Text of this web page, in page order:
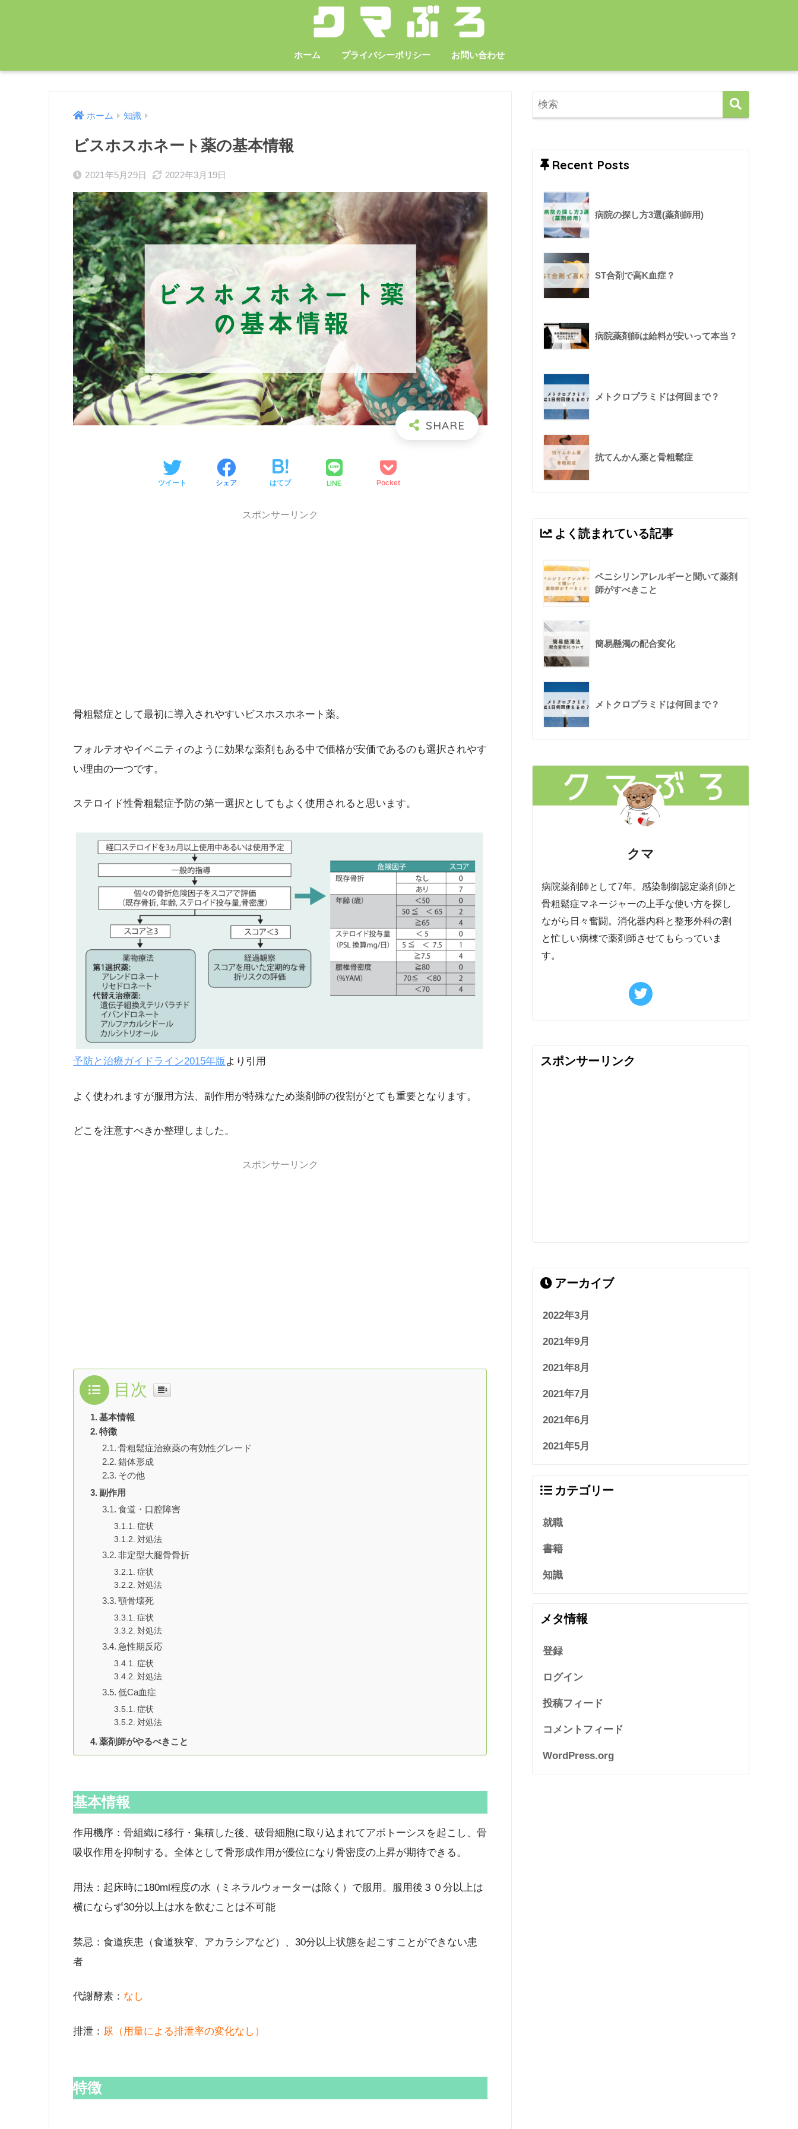
ホーム プライバシーポリシー お問い合わせ
ホーム 知識
ビスホスホネート薬の基本情報
2021年5月29日 2022年3月19日
ツイート シェア はてブ LINE Pocket
スポンサーリンク
骨粗鬆症として最初に導入されやすいビスホスホネート薬。
フォルテオやイベニティのように効果な薬剤もある中で価格が安価であるのも選択されやす
い理由の一つです。
ステロイド性骨粗鬆症予防の第一選択としてもよく使用されると思います。
予防と治療ガイドライン2015年版 より引用
よく使われますが服用方法、副作用が特殊なため薬剤師の役割がとても重要となります。
どこを注意すべきか整理しました。
スポンサーリンク
目次
基本情報
特徴
骨粗鬆症治療薬の有効性グレード
錯体形成
その他
副作用
食道・口腔障害
症状
対処法
非定型大腿骨骨折
症状
対処法
顎骨壊死
症状
対処法
急性期反応
症状
対処法
低Ca血症
症状
対処法
薬剤師がやるべきこと
基本情報
作用機序：骨組織に移行・集積した後、破骨細胞に取り込まれてアポトーシスを起こし、骨
吸収作用を抑制する。全体として骨形成作用が優位になり骨密度の上昇が期待できる。
用法：起床時に180ml程度の水（ミネラルウォーターは除く）で服用。服用後３０分以上は
横にならず30分以上は水を飲むことは不可能
禁忌：食道疾患（食道狭窄、アカラシアなど）、30分以上状態を起こすことができない患
者
代謝酵素： なし
排泄： 尿（用量による排泄率の変化なし）
特徴
Recent Posts
病院の探し方3選(薬剤師用)
ST合剤で高K血症？
病院薬剤師は給料が安いって本当？
メトクロプラミドは何回まで？
抗てんかん薬と骨粗鬆症
よく読まれている記事
ペニシリンアレルギーと聞いて薬剤
師がすべきこと
簡易懸濁の配合変化
メトクロプラミドは何回まで？
クマ
病院薬剤師として7年。感染制御認定薬剤師と
骨粗鬆症マネージャーの上手な使い方を探し
ながら日々奮闘。消化器内科と整形外科の割
と忙しい病棟で薬剤師させてもらっていま
す。
スポンサーリンク
アーカイブ
2022年3月
2021年9月
2021年8月
2021年7月
2021年6月
2021年5月
カテゴリー
就職
書籍
知識
メタ情報
登録
ログイン
投稿フィード
コメントフィード
WordPress.org